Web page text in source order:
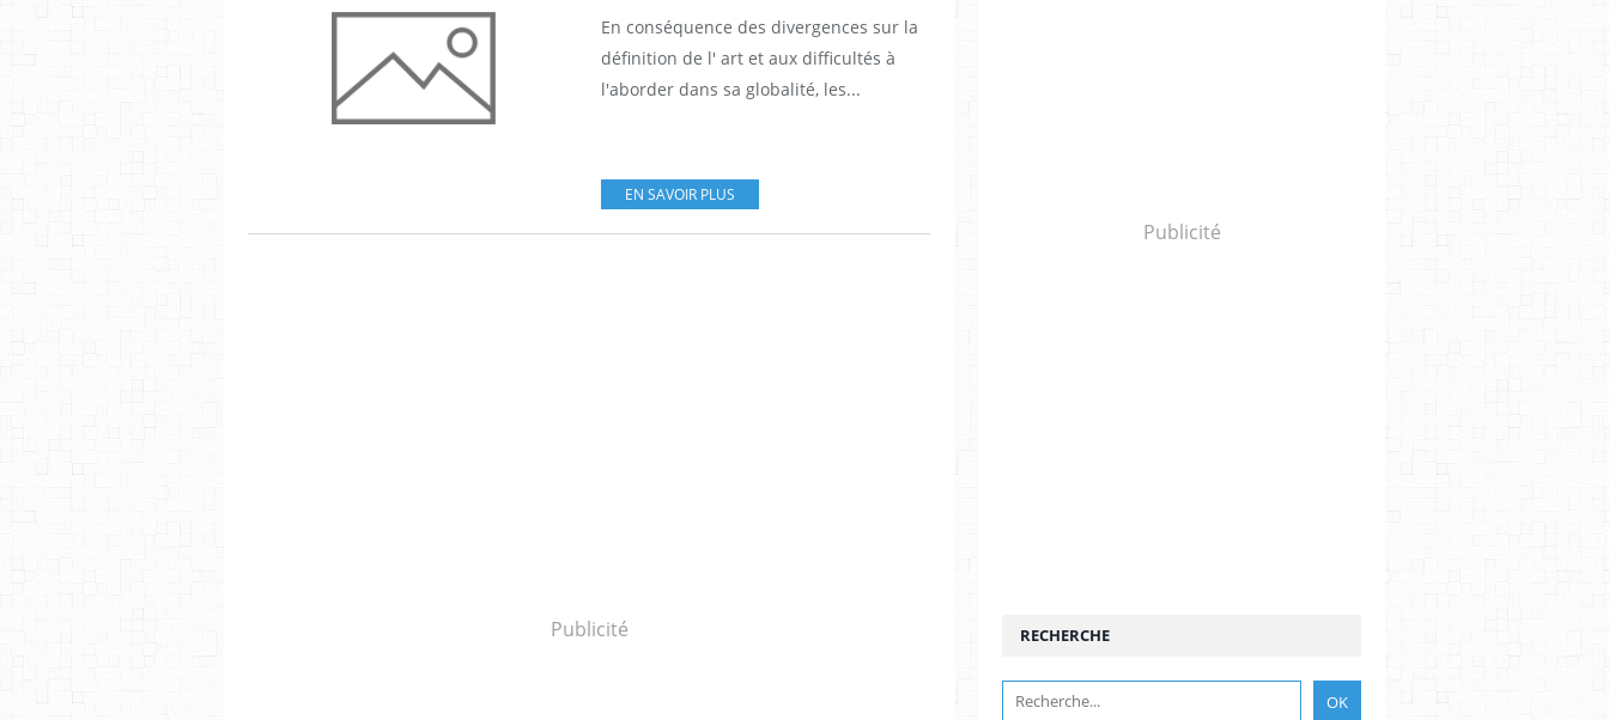
En conséquence des divergences sur la
définition de l' art et aux difficultés à
l'aborder dans sa globalité, les...
EN SAVOIR PLUS
Publicité
Publicité
RECHERCHE